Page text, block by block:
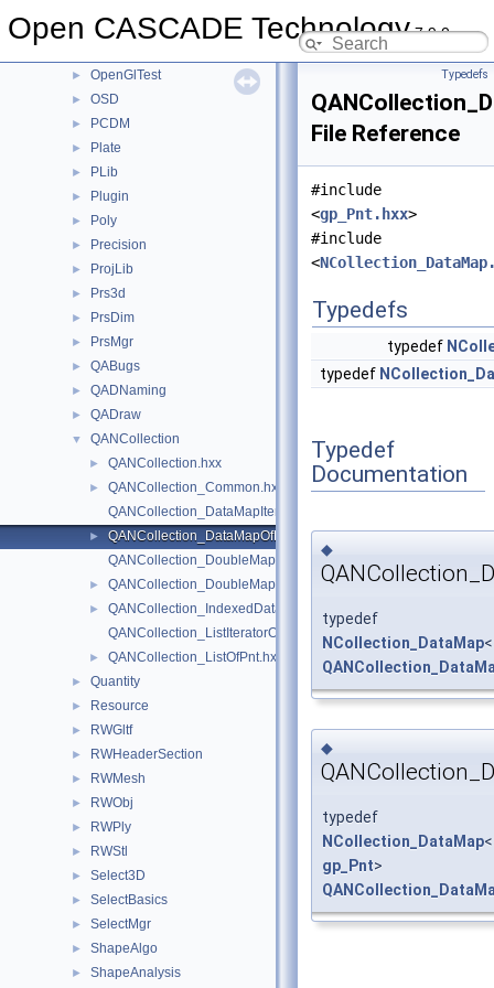
Open CASCADE Technology7.9.0
► NLPlate
► OpenGlTest
► OSD
► PCDM
► Plate
► PLib
► Plugin
► Poly
► Precision
► ProjLib
► Prs3d
► PrsDim
► PrsMgr
► QABugs
► QADNaming
► QADraw
▼ QANCollection
► QANCollection.hxx
►
QANCollection_Common.hxx
QANCollection_DataMapIteratorOfDataMapOfRealPnt.hxx
►
QANCollection_DataMapOfRealPnt.hxx
► QANCollection_DoubleMapOfRealInteger.hxx
►
QANCollection_IndexedDataMapOfRealPnt.hxx
QANCollection_ListIteratorOfListOfPnt.hxx
► QANCollection_ListOfPnt.hxx
► Quantity
► Resource
► RWGltf
► RWHeaderSection
► RWMesh
► RWObj
► RWPly
► RWStl
► Select3D
► SelectBasics
► SelectMgr
► ShapeAlgo
► ShapeAnalysis
Typedefs
File Reference
#include
<gp_Pnt.hxx>
#include
<
Typedefs
typedef
typedef
Typedef
Documentation
◆
typedef
NCollection_DataMap<
◆
typedef
NCollection_DataMap<
gp_Pnt>